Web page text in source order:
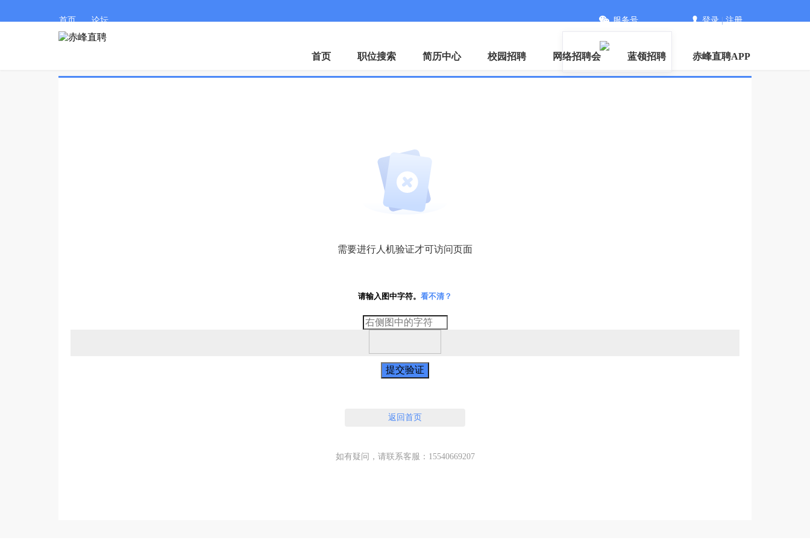
首页 论坛 服务号 登录|注册
首页 职位搜索 简历中心 校园招聘 网络招聘会 蓝领招聘 赤峰直聘APP
需要进行人机验证才可访问页面
请输入图中字符。 看不清？
提交验证
返回首页
如有疑问，请联系客服：15540669207